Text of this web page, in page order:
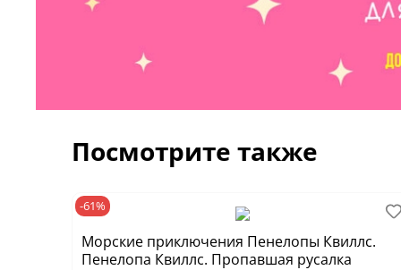
Посмотрите также
-61%
Морские приключения Пенелопы Квиллс.
Пенелопа Квиллс. Пропавшая русалка